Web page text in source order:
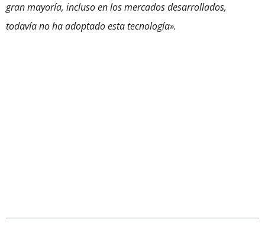
gran mayoría, incluso en los mercados desarrollados,
todavía no ha adoptado esta tecnología».